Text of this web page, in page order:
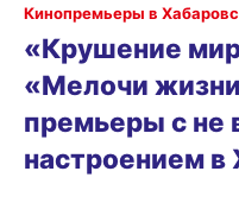
Кинопремьеры в
«Крушение
«Мелочи
премьеры с не
настроением в